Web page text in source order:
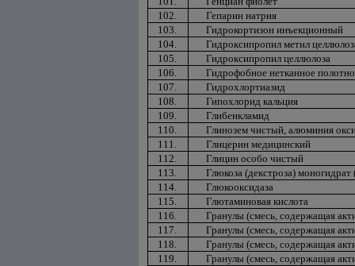
102.
Гепарин натрия
103.
Гидрокортизон инъекционный
104.
Гидроксипропил метил
105.
Гидроксипропил целлюлоза
106.
Гидрофобное нетканное полотно
107.
Гидрохлортиазид
108.
Гипохлорид кальция
109.
Глибенкламид
110.
Глинозем чистый, алюминия
111.
Глицерин медицинский
112.
Глицин особо чистый
113.
Глюкоза (декстроза)
114.
Глюкооксидаза
115.
Глютаминовая кислота
116.
Гранулы (смесь, содержащая
117.
Гранулы (смесь, содержащая
118.
Гранулы (смесь, содержащая
119.
Гранулы (смесь, содержащая